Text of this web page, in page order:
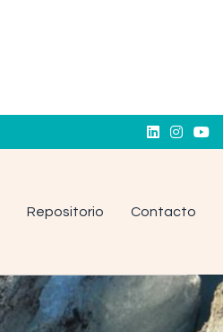
  
Repositorio Contacto